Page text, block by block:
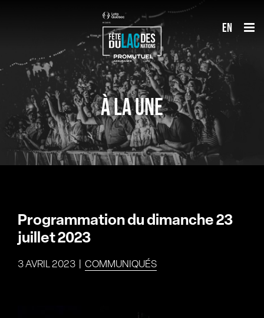
en
À LA UNE
Programmation du dimanche 23
juillet 2023
3 AVRIL 2023 COMMUNIQUÉS